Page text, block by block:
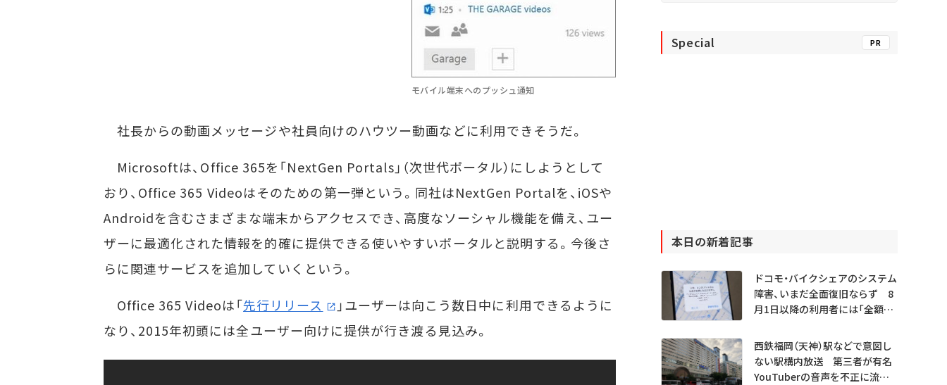
モバイル端末へのプッシュ通知
社長からの動画メッセージや社員向けのハウツー動画などに利用できそうだ。
Microsoftは、Office 365を「NextGen Portals」（次世代ポータル）にしようとして
おり、Office 365 Videoはそのための第一弾という。同社はNextGen Portalを、iOSや
Androidを含むさまざまな端末からアクセスでき、高度なソーシャル機能を備え、ユー
ザーに最適化された情報を的確に提供できる使いやすいポータルと説明する。今後さ
らに関連サービスを追加していくという。
Office 365 Videoは「先行リリース
」ユーザーは向こう数日中に利用できるように
なり、2015年初頭には全ユーザー向けに提供が行き渡る見込み。
Special PR
本日の新着記事
ドコモ・バイクシェアのシステム
障害、いまだ全面復旧ならず 8
月1日以降の利用者には「全額返
西鉄福岡（天神）駅などで意図し
ない駅構内放送 第三者が有名
YouTuberの音声を不正に流し